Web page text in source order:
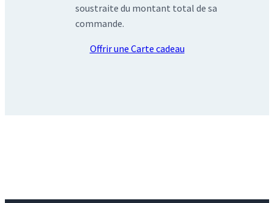
soustraite du montant total de sa
commande.
Offrir une Carte cadeau